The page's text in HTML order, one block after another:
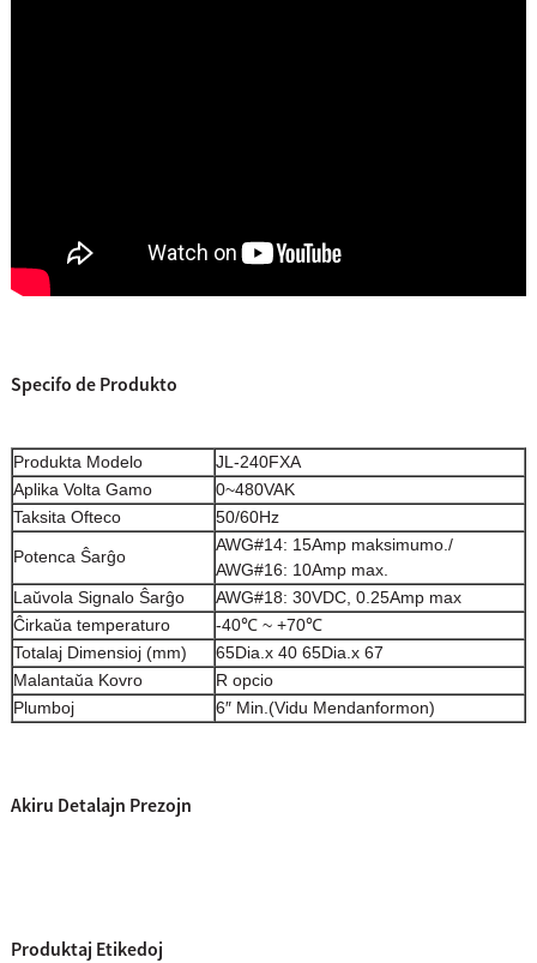
Specifo de Produkto
Produkta Modelo
JL-240FXA
Aplika Volta Gamo
0~480VAK
Taksita Ofteco
50/60Hz
Potenca Ŝarĝo
AWG#14: 15Amp maksimumo./
AWG#16: 10Amp max.
Laŭvola Signalo Ŝarĝo
AWG#18: 30VDC, 0.25Amp max
Ĉirkaŭa temperaturo
-40℃ ~ +70℃
Totalaj Dimensioj (mm)
65Dia.x 40 65Dia.x 67
Malantaŭa Kovro
R opcio
Plumboj
6″ Min.(Vidu Mendanformon)
Akiru Detalajn Prezojn
Produktaj Etikedoj